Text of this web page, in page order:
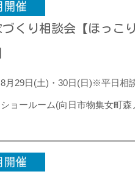
づくり相談会【ほっこ
8月29日(土)・30日(日)※平日相
ショールーム(向日市物集女町森